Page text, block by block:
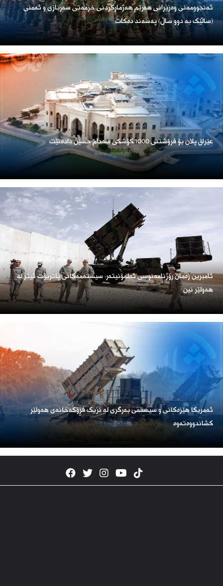
ئەنجوومەنی وەزیرانی هەرێم هەژمارکردنی خزمەتی سەربازی و ئەمنی
(ساڵێک بە دوو ساڵ) پەسەند دەکات
عێراق پلان بۆ فرۆشتنی 1000 کۆشکی سەدام حسێن دادەنێت
ئامبرین زەمان رۆژنامەنوسی ئەلمۆنیتەر: سیستەمەکانی پاتریۆت ئیتر لە
هەولێر نین
ئەمریكا هێزەكانی و سیستمی بەرگری لە نزیک فڕۆكەخانەی هەولێر
كشاندووەتەوە